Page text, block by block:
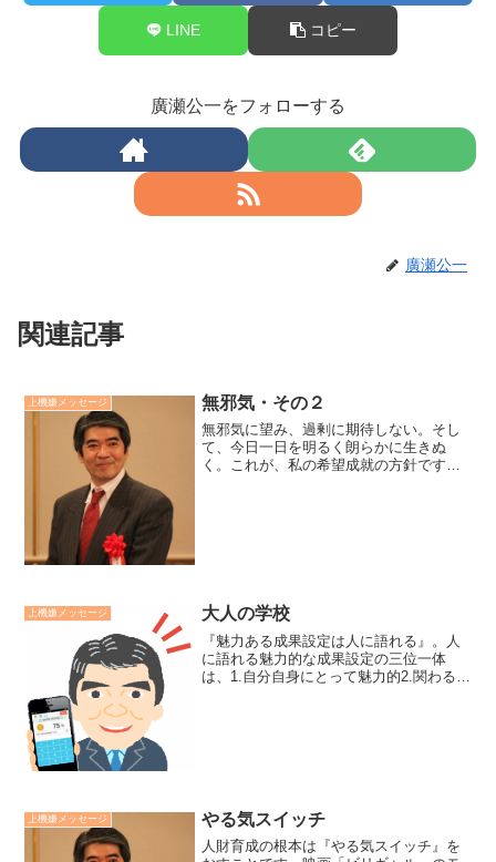
LINE コピー
廣瀬公一をフォローする
廣瀬公一
関連記事
上機嫌メッセージ 無邪気・その２
無邪気に望み、過剰に期待しない。そし
て、今日一日を明るく朗らかに生きぬ
く。これが、私の希望成就の方針です。
上機嫌メッセージ 大人の学校
『魅力ある成果設定は人に語れる』。人
に語れる魅力的な成果設定の三位一体
は、1.自分自身にとって魅力的2.関わる人
上機嫌メッセージ やる気スイッチ
人財育成の根本は『やる気スイッチ』を